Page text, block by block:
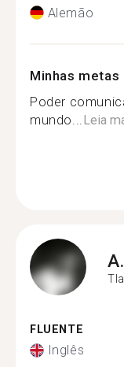
Alemão
Minhas
Poder
mundo... Leia
A.
FLUENTE
Inglês